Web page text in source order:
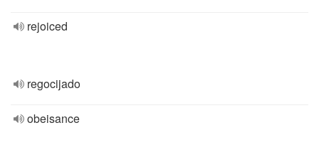
rejoiced
regocijado
obeisance